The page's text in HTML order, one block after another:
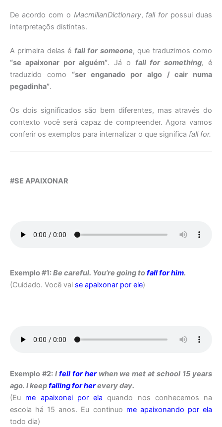
De acordo com o MacmillanDictionary, fall forpossui duas
interpretaçõs distintas.
A primeira delas é fall for someone, que traduzimos como
“se apaixonar por alguém”. Já o fall for something,é
traduzido como “ser enganado por algo / cair numa
pegadinha”.
Os dois significados são bem diferentes, mas através do
contexto você será capaz de compreender. Agora vamos
conferir os exemplos para internalizar o que significa fall for.
#SE APAIXONAR
Exemplo #1:Be careful. You’re going tofall forhim.
(Cuidado. Você vai se apaixonar por ele)
Exemplo #2:I fell for herwhen we met at school 15 years
ago. I keepfalling for herevery day.
(Eu me apaixonei por ela quando nos conhecemos na
escola há 15 anos. Eu continuo me apaixonando por ela
todo dia)